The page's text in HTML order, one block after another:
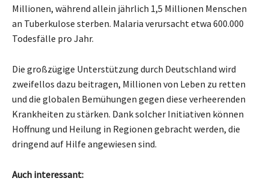
Millionen, während allein jährlich 1,5 Millionen Menschen
an Tuberkulose sterben. Malaria verursacht etwa 600.000
Todesfälle pro Jahr.
Die großzügige Unterstützung durch Deutschland wird
zweifellos dazu beitragen, Millionen von Leben zu retten
und die globalen Bemühungen gegen diese verheerenden
Krankheiten zu stärken. Dank solcher Initiativen können
Hoffnung und Heilung in Regionen gebracht werden, die
dringend auf Hilfe angewiesen sind.
Auch interessant: